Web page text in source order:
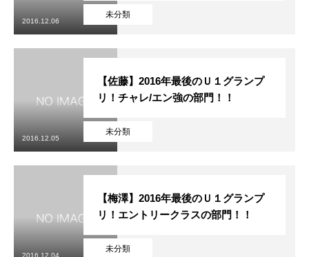
未分類
2016.12.06
未分類
【佐藤】2016年最後のＵ１グランプ
リ！チャレ/エン強の部門！！
2016.12.05
未分類
【梅澤】2016年最後のＵ１グランプ
リ！エントリークラスの部門！！
2016.12.04